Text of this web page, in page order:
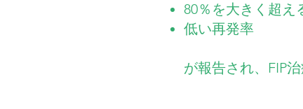
80％を大きく超え
低い再発率
が報告され、FIP